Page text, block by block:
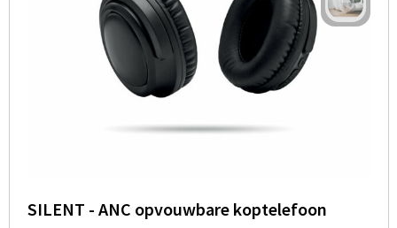
SILENT - ANC opvouwbare koptelefoon